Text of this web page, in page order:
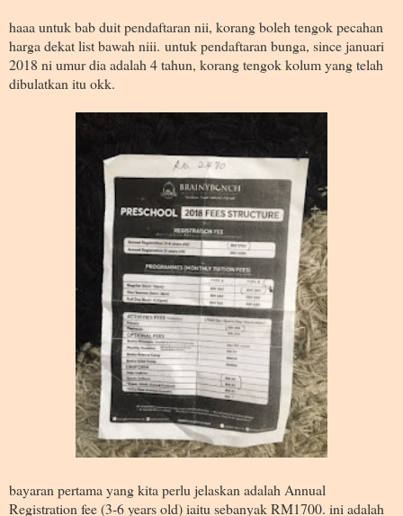
haaa untuk bab duit pendaftaran nii, korang boleh tengok pecahan
harga dekat list bawah niii. untuk pendaftaran bunga, since januari
2018 ni umur dia adalah 4 tahun, korang tengok kolum yang telah
dibulatkan itu okk.
bayaran pertama yang kita perlu jelaskan adalah Annual
Registration fee (3-6 years old) iaitu sebanyak RM1700. ini adalah